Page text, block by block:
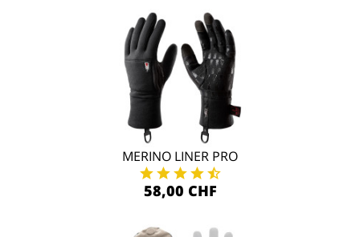
MERINO LINER PRO
58,00 CHF